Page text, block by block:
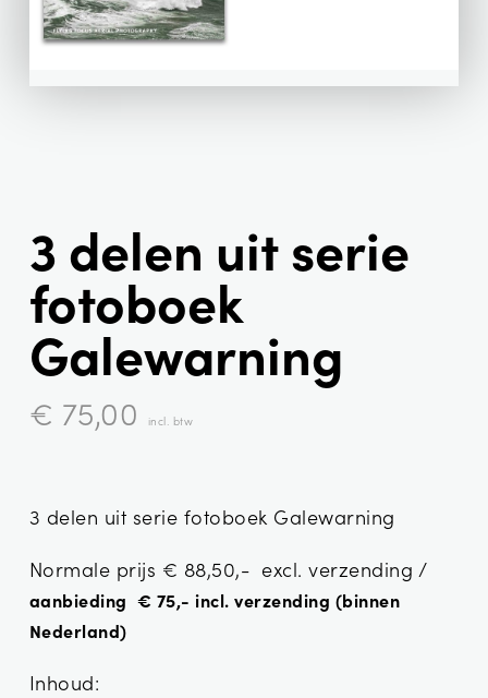
3 delen uit serie
fotoboek
Galewarning
€ 75,00 incl. btw
3 delen uit serie fotoboek Galewarning
Normale prijs € 88,50,- excl. verzending /
aanbieding € 75,- incl. verzending (binnen
Nederland)
Inhoud: